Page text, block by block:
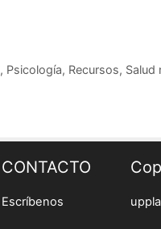
, Psicología, Recursos, Salud
CONTACTO
Escríbenos